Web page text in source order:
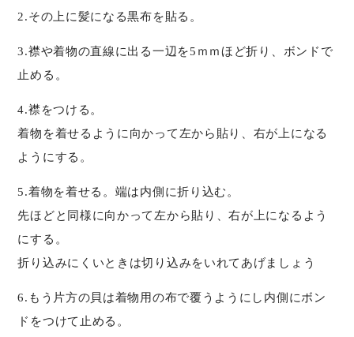
2.その上に髪になる黒布を貼る。
3.襟や着物の直線に出る一辺を5ｍｍほど折り、ボンドで
止める。
4.襟をつける。
着物を着せるように向かって左から貼り、右が上になる
ようにする。
5.着物を着せる。端は内側に折り込む。
先ほどと同様に向かって左から貼り、右が上になるよう
にする。
折り込みにくいときは切り込みをいれてあげましょう
6.もう片方の貝は着物用の布で覆うようにし内側にボン
ドをつけて止める。